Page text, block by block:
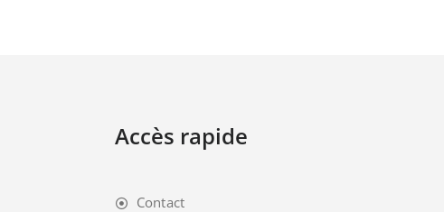
Accès rapide
Contact